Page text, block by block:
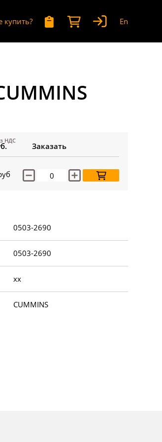
купить? En
НДС
Заказать
0503-2690
0503-2690
xx
CUMMINS